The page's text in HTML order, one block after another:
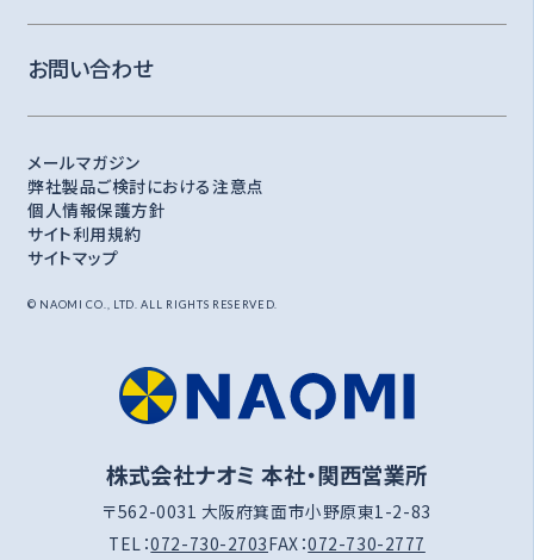
お問い合わせ
メールマガジン
弊社製品ご検討における注意点
個人情報保護方針
サイト利用規約
サイトマップ
© NAOMI CO., LTD. ALL RIGHTS RESERVED.
株式会社ナオミ 本社・関西営業所
〒562-0031 大阪府箕面市小野原東1-2-83
TEL：072-730-2703FAX：072-730-2777